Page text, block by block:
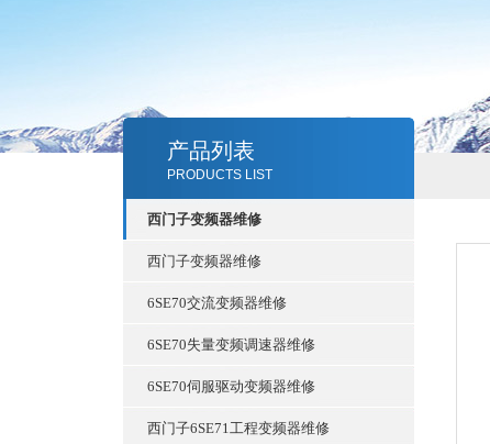
产品列表
PRODUCTS LIST
西门子变频器维修
西门子变频器维修
6SE70交流变频器维修
6SE70失量变频调速器维修
6SE70伺服驱动变频器维修
西门子6SE71工程变频器维修